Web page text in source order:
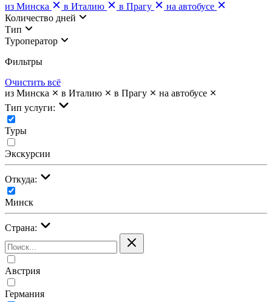
из Минска
в Италию в Прагу
на автобусе
Количество дней
Тип
Туроператор
Фильтры
Очистить всё
из Минска
в Италию в Прагу
на автобусе
Тип услуги:
Туры
Экскурсии
Откуда:
Минск
Страна:
Австрия
Германия